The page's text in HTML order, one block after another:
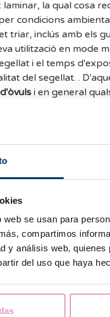
se usan para
compartimos
y análisis web,
del uso que haya
la qual cosa
condicions
triar, inclús amb els
utilització en mode
i el temps
del segellat. .
i en general
estàndards de
podem respondre tots
així que sigui
a consultar les
ajudar.